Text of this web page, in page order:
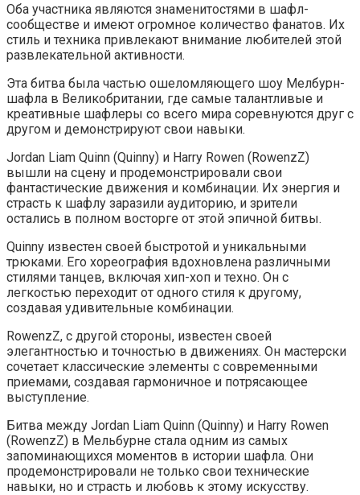
Оба участника являются знаменитостями в шафл-
сообществе и имеют огромное количество фанатов. Их
стиль и техника привлекают внимание любителей этой
развлекательной активности.
Эта битва была частью ошеломляющего шоу Мелбурн-
шафла в Великобритании, где самые талантливые и
креативные шафлеры со всего мира соревнуются друг с
другом и демонстрируют свои навыки.
Jordan Liam Quinn (Quinny) и Harry Rowen (RowenzZ)
вышли на сцену и продемонстрировали свои
фантастические движения и комбинации. Их энергия и
страсть к шафлу заразили аудиторию, и зрители
остались в полном восторге от этой эпичной битвы.
Quinny известен своей быстротой и уникальными
трюками. Его хореография вдохновлена различными
стилями танцев, включая хип-хоп и техно. Он с
легкостью переходит от одного стиля к другому,
создавая удивительные комбинации.
RowenzZ, с другой стороны, известен своей
элегантностью и точностью в движениях. Он мастерски
сочетает классические элементы с современными
приемами, создавая гармоничное и потрясающее
выступление.
Битва между Jordan Liam Quinn (Quinny) и Harry Rowen
(RowenzZ) в Мельбурне стала одним из самых
запоминающихся моментов в истории шафла. Они
продемонстрировали не только свои технические
навыки, но и страсть и любовь к этому искусству.